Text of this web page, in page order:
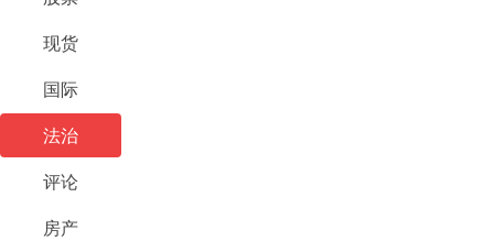
现货
国际
法治
评论
房产